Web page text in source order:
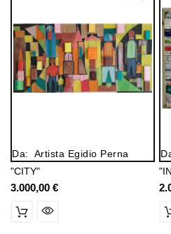
Da:
Artista Egidio Perna
"CITY"
3.000,00 €Prezzo